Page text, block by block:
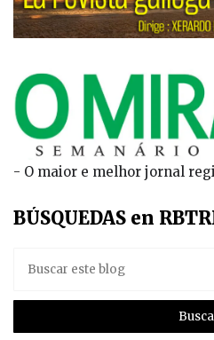
- O maior e melhor jornal
BÚSQUEDAS en